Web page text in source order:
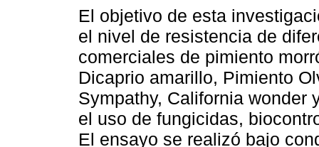
El objetivo de esta
el nivel de resistencia de
comerciales de pimiento
Dicaprio amarillo, Pimiento
Sympathy, California wonder
el uso de fungicidas,
El ensayo se realizó bajo